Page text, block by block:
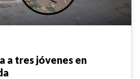
a tres jóvenes en